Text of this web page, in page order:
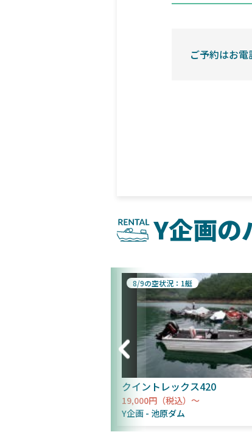
ご予約はお電
Y企画の
クイントレックス420
19,000円（税込）～
Y企画
池原ダム
8/9の空状況：1艇